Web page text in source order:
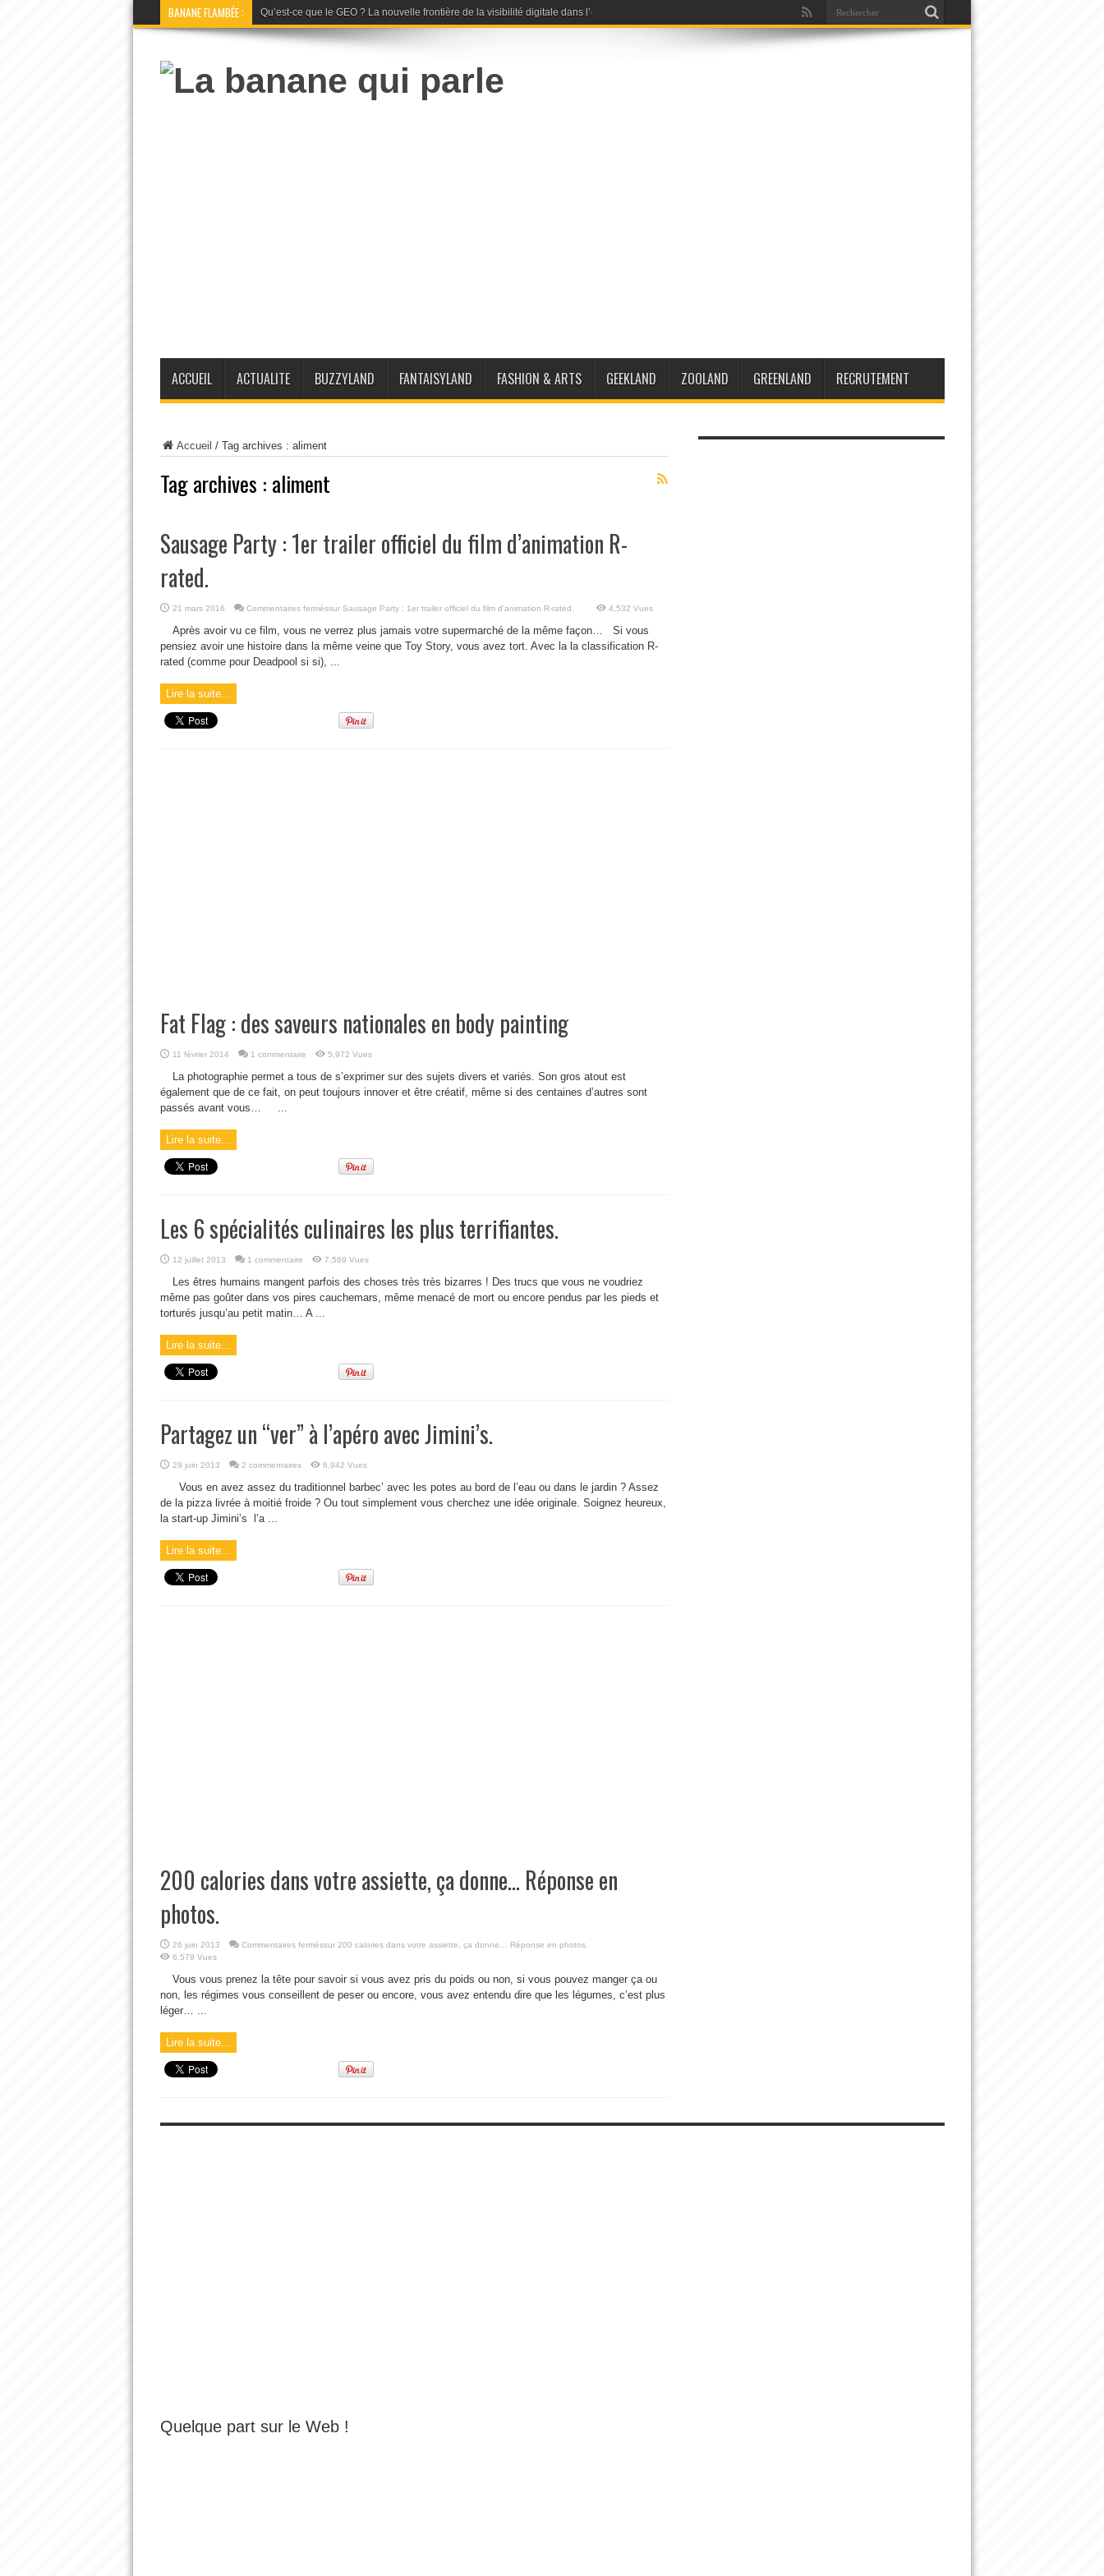
BANANE FLAMBÉE : Qu’est-ce que le GEO ? La nouvelle frontière de la visibilité digitale dans l’ère de l’intelligence artificielle
ACCUEIL ACTUALITE BUZZYLAND FANTAISYLAND FASHION & ARTS GEEKLAND ZOOLAND GREENLAND RECRUTEMENT
Accueil / Tag archives : aliment
Tag archives : aliment
Sausage Party : 1er trailer officiel du film d’animation R-
rated.
21 mars 2016 Commentaires ferméssur Sausage Party : 1er trailer officiel du film d’animation R-rated. 4,532 Vues
Après avoir vu ce film, vous ne verrez plus jamais votre supermarché de la même façon… Si vous
pensiez avoir une histoire dans la même veine que Toy Story, vous avez tort. Avec la la classification R-
rated (comme pour Deadpool si si), ...
Lire la suite...
Fat Flag : des saveurs nationales en body painting
11 février 2014 1 commentaire 5,972 Vues
La photographie permet a tous de s’exprimer sur des sujets divers et variés. Son gros atout est
également que de ce fait, on peut toujours innover et être créatif, même si des centaines d’autres sont
passés avant vous… ...
Lire la suite...
Les 6 spécialités culinaires les plus terrifiantes.
12 juillet 2013 1 commentaire 7,569 Vues
Les êtres humains mangent parfois des choses très très bizarres ! Des trucs que vous ne voudriez
même pas goûter dans vos pires cauchemars, même menacé de mort ou encore pendus par les pieds et
torturés jusqu’au petit matin… A ...
Lire la suite...
Partagez un “ver” à l’apéro avec Jimini’s.
29 juin 2013 2 commentaires 6,942 Vues
Vous en avez assez du traditionnel barbec’ avec les potes au bord de l’eau ou dans le jardin ? Assez
de la pizza livrée à moitié froide ? Ou tout simplement vous cherchez une idée originale. Soignez heureux,
la start-up Jimini’s l’a ...
Lire la suite...
200 calories dans votre assiette, ça donne… Réponse en
photos.
26 juin 2013 Commentaires ferméssur 200 calories dans votre assiette, ça donne… Réponse en photos.
6,579 Vues
Vous vous prenez la tête pour savoir si vous avez pris du poids ou non, si vous pouvez manger ça ou
non, les régimes vous conseillent de peser ou encore, vous avez entendu dire que les légumes, c’est plus
léger… ...
Lire la suite...
Quelque part sur le Web !